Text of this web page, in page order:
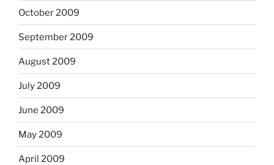
October 2009
September 2009
August 2009
July 2009
June 2009
May 2009
April 2009